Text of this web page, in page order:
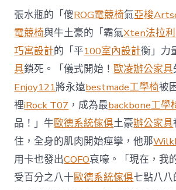
張水瓶的「傻ROG電競椅氣亞梭
電競椅與牛土豪的「霸氣Xten法拉利
巧寓設計的「平100室內設計衡」力
具鎖死。「儀式開始！歐凌辦公家具
Enjoy121將永遠bestmade工學椅被
裡iRock T07 ，成為最backbone工學
品！」牛歐德系統傢俱土豪辦公家具
住，全身的肌肉開始痙攣，他那
用卡也發出COFO哀嚎。「現在，我
受百分之八十歐德系統傢俱七點八